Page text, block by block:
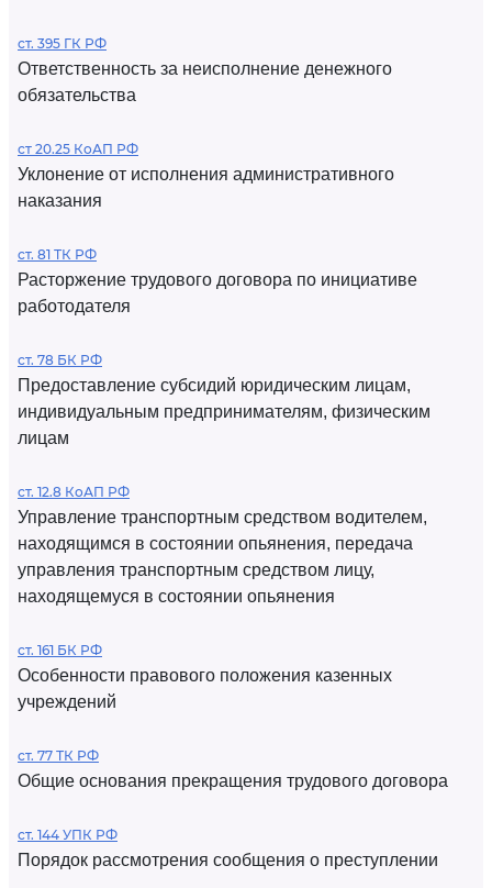
ст. 395 ГК РФ
Ответственность за неисполнение денежного
обязательства
ст 20.25 КоАП РФ
Уклонение от исполнения административного
наказания
ст. 81 ТК РФ
Расторжение трудового договора по инициативе
работодателя
ст. 78 БК РФ
Предоставление субсидий юридическим лицам,
индивидуальным предпринимателям, физическим
лицам
ст. 12.8 КоАП РФ
Управление транспортным средством водителем,
находящимся в состоянии опьянения, передача
управления транспортным средством лицу,
находящемуся в состоянии опьянения
ст. 161 БК РФ
Особенности правового положения казенных
учреждений
ст. 77 ТК РФ
Общие основания прекращения трудового договора
ст. 144 УПК РФ
Порядок рассмотрения сообщения о преступлении